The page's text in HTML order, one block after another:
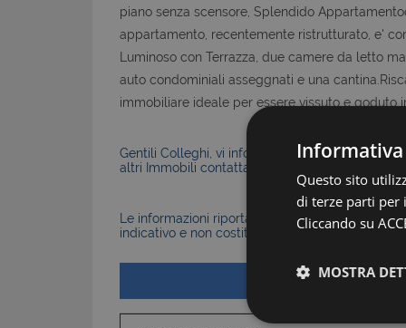
piano senza scensore, Splendido
appartamento, recentemente ristrutturato, e'
Luminoso con Terrazza, due camere da letto
auto condominiali asseggnati e una
immobiliare ideale per essere vissuto e goduto
Gentili Colleghi, vi informiamo che la Nostra
altri Immobili contattateci senza problemi.
Le informazioni riportate nell’annuncio,
indicativo e non costituiscono elemento
Informativa
Questo sito
di terze parti per
Cliccando su
MOSTRA